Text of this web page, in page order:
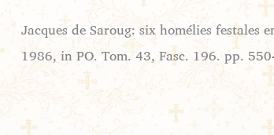
Jacques de Saroug: six homélies
1986, in PO. Tom. 43, Fasc. 196. pp.